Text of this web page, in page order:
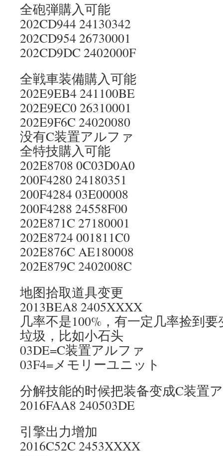
全砲弾購入可能
202CD944 24130342
202CD954 26730001
202CD9DC 2402000F
全戦車装備購入可能
202E9EB4 241100BE
202E9EC0 26310001
202E9F6C 24020080
没有C装置アルファ
全特技購入可能
202E8708 0C03D0A0
200F4280 24180351
200F4284 03E00008
200F4288 24558F00
202E871C 27180001
202E8724 001811C0
202E876C AE180008
202E879C 2402008C
地图拾取道具变更
2013BEA8 2405XXXX
几率不是100%，有一定几率捡到
垃圾，比如小石头
03DE=C装置アルファ
03F4=メモリーユニット
分解技能的时候把装备变成C装置
2016FAA8 240503DE
引擎出力增加
2016C52C 2453XXXX